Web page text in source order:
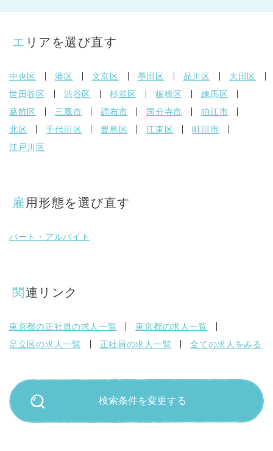
エリアを選び直す
中央区 港区 文京区 墨田区 品川区
大田区
世田谷区
渋谷区 杉並区 板橋区
練馬区
葛飾区
三鷹市 調布市 国分寺市
狛江市
北区
千代田区 豊島区 江東区
町田市
江戸川区
雇用形態を選び直す
パート・アルバイト
関連リンク
東京都の正社員の求人一覧
東京都の求人一覧
足立区の求人一覧
正社員の求人一覧 全ての求人をみる
検索条件を変更する